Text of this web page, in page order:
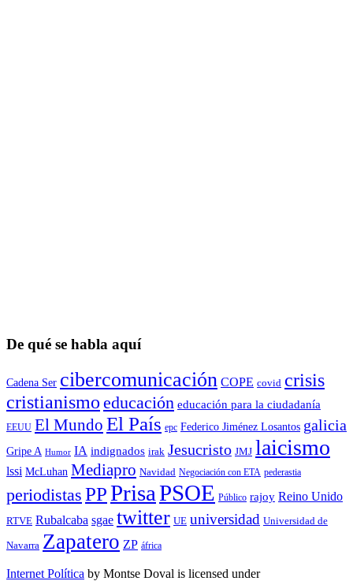
De qué se habla aquí
Cadena Ser cibercomunicación COPE covid crisis
cristianismo educación educación para la ciudadaní­a
EEUU El Mundo El País epc Federico Jiménez Losantos galicia
Gripe A Humor IA indignados irak Jesucristo JMJ laicismo
lssi McLuhan Mediapro Navidad Negociación con ETA pederastia
periodistas PPPrisaPSOE Público rajoy Reino Unido
RTVE Rubalcaba sgae twitter UE universidad Universidad de
Navarra Zapatero ZP áfrica
Internet Política by Montse Doval is licensed under